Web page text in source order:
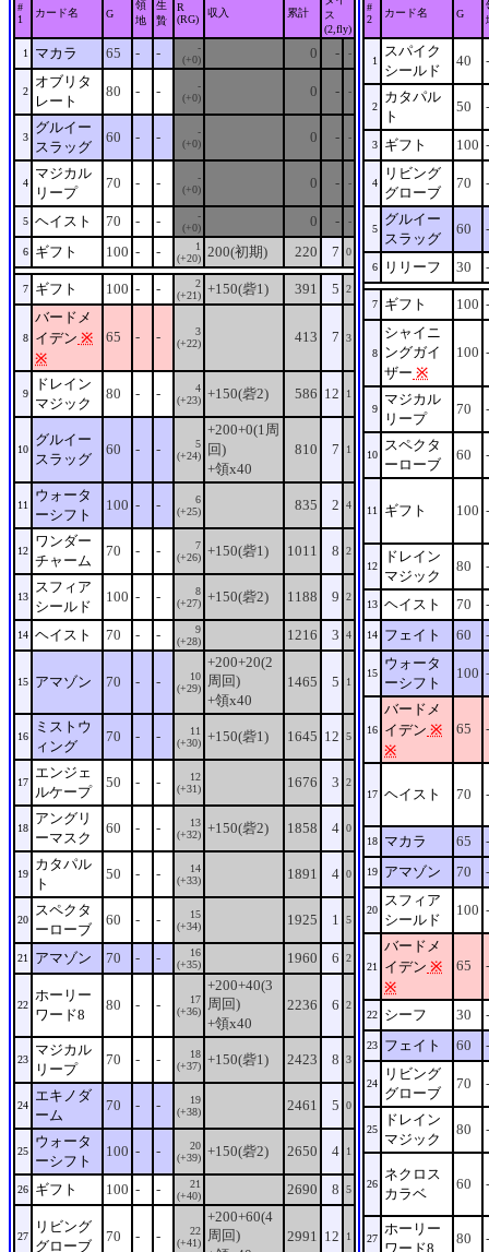
#
1
カード名 G
領
地
生
贄
R
(RG)
収入 累計
ス
(2,fly)
1
マカラ 65 - -
-
(+0)
0 - -
2
オブリタ
レート
80 - -
-
(+0)
0 - -
3
グルイー
スラッグ
60 - -
-
(+0)
0 - -
4
マジカル
リープ
70 - -
-
(+0)
0 - -
5 ヘイスト 70 - -
-
(+0)
0 - -
6 ギフト 100 - -
1
(+20) 200(初期) 220 7 0
7 ギフト 100 - -
2
(+21) +150(砦1) 391 5 2
8
バードメ
イデン ※
※
65 - -
3
(+22)
413 7 3
9
ドレイン
マジック
80 - -
4
(+23) +150(砦2) 586 12 1
10
グルイー
スラッグ
60 - -
5
(+24)
+200+0(1周
回)
+領x40
810 7 1
11
ウォータ
ーシフト
100 - -
6
(+25)
835 2 4
12
ワンダー
チャーム
70 - -
7
(+26) +150(砦1) 1011 8 2
13
スフィア
シールド
100 - -
8
(+27) +150(砦2) 1188 9 2
14 ヘイスト 70 - -
9
(+28)
1216 3 4
15 アマゾン 70 - -
10
(+29)
+200+20(2
周回)
+領x40
1465 5 1
16
ミストウ
ィング
70 - -
11
(+30) +150(砦1) 1645 12 5
17
エンジェ
ルケープ
50 - -
12
(+31)
1676 3 2
18
アングリ
ーマスク
60 - -
13
(+32) +150(砦2) 1858 4 0
19
カタパル
ト
50 - -
14
(+33)
1891 4 0
20
スペクタ
ーローブ
60 - -
15
(+34)
1925 1 5
21 アマゾン 70 - -
16
(+35)
1960 6 2
22
ホーリー
ワード8
80 - -
17
(+36)
+200+40(3
周回)
+領x40
2236 6 2
23
マジカル
リープ
70 - -
18
(+37) +150(砦1) 2423 8 3
24
エキノダ
ーム
70 - -
19
(+38)
2461 5 0
25
ウォータ
ーシフト
100 - -
20
(+39) +150(砦2) 2650 4 1
26 ギフト 100 - -
21
(+40)
2690 8 5
27
リビング
グローブ
70 - -
22
(+41)
+200+60(4
周回)
2991 12 1
#
2
カード名 G
1
スパイク
シールド
40 -
2
カタパル
ト
50 -
3 ギフト 100 -
4
リビング
グローブ
70 -
5
グルイー
スラッグ
60 -
6 リリーフ 30 -
7 ギフト 100 -
8
シャイニ
ングガイ
ザー ※
100 -
9
マジカル
リープ
70 -
10
スペクタ
ーローブ
60 -
11 ギフト 100 -
12
ドレイン
マジック
80 -
13 ヘイスト 70 -
14 フェイト 60 -
15
ウォータ
ーシフト
100 -
16
バードメ
イデン ※
※
65 -
17 ヘイスト 70 -
18 マカラ 65 -
19 アマゾン 70 -
20
スフィア
シールド
100 -
21
バードメ
イデン ※
※
65 -
22 シーフ 30 -
23 フェイト 60 -
24
リビング
グローブ
70 -
25
ドレイン
マジック
80 -
26
ネクロス
カラベ
60 -
27
ホーリー
ワード8
80 -